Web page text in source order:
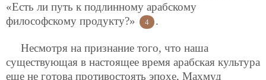
«Есть ли путь к подлинному арабскому
философскому продукту?»
4 .
Несмотря на признание того, что наша
существующая в настоящее время арабская культура
еще не готова противостоять эпохе, Махмуд